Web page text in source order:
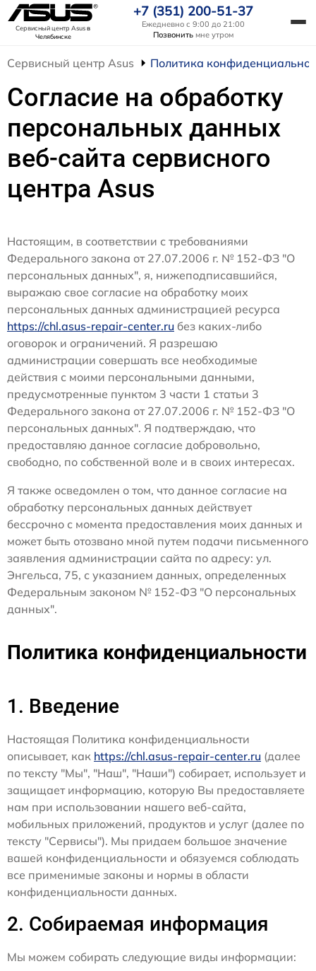
Сервисный центр Asusв
Челябинске
+7 (351) 200-51-37
Ежедневно с 9:00 до 21:00
Позвонить мне утром
Сервисный центр Asus Политика
Согласие на обработку
персональных данных
веб-сайта сервисного
центра Asus
Настоящим, в соответствии с требованиями
Федерального закона от 27.07.2006 г. № 152-ФЗ "О
персональных данных", я, нижеподписавшийся,
выражаю свое согласие на обработку моих
персональных данных администрацией ресурса
https://chl.asus-repair-center.ru без каких-либо
оговорок и ограничений. Я разрешаю
администрации совершать все необходимые
действия с моими персональными данными,
предусмотренные пунктом 3 части 1 статьи 3
Федерального закона от 27.07.2006 г. № 152-ФЗ "О
персональных данных". Я подтверждаю, что
предоставляю данное согласие добровольно,
свободно, по собственной воле и в своих интересах.
Я также осведомлен о том, что данное согласие на
обработку персональных данных действует
бессрочно с момента предоставления моих данных и
может быть отозвано мной путем подачи письменного
заявления администрации сайта по адресу: ул.
Энгельса, 75, с указанием данных, определенных
Федеральным законом № 152-ФЗ "О персональных
данных".
Политика конфиденциальности
1. Введение
Настоящая Политика конфиденциальности
описывает, как https://chl.asus-repair-center.ru (далее
по тексту "Мы", "Наш", "Наши") собирает, использует и
защищает информацию, которую Вы предоставляете
нам при использовании нашего веб-сайта,
мобильных приложений, продуктов и услуг (далее по
тексту "Сервисы"). Мы придаем большое значение
вашей конфиденциальности и обязуемся соблюдать
все применимые законы и нормы в области
конфиденциальности данных.
2. Собираемая информация
Мы можем собирать следующие виды информации: